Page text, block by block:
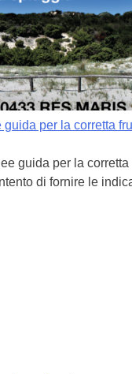
per la corretta
guida per la
di fornire le